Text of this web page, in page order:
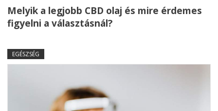
Melyik a legjobb CBD olaj és mire érdemes
figyelni a választásnál?
EGÉSZSÉG